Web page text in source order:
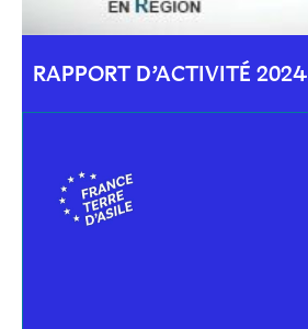
RAPPORT D’ACTIVITÉ 2024